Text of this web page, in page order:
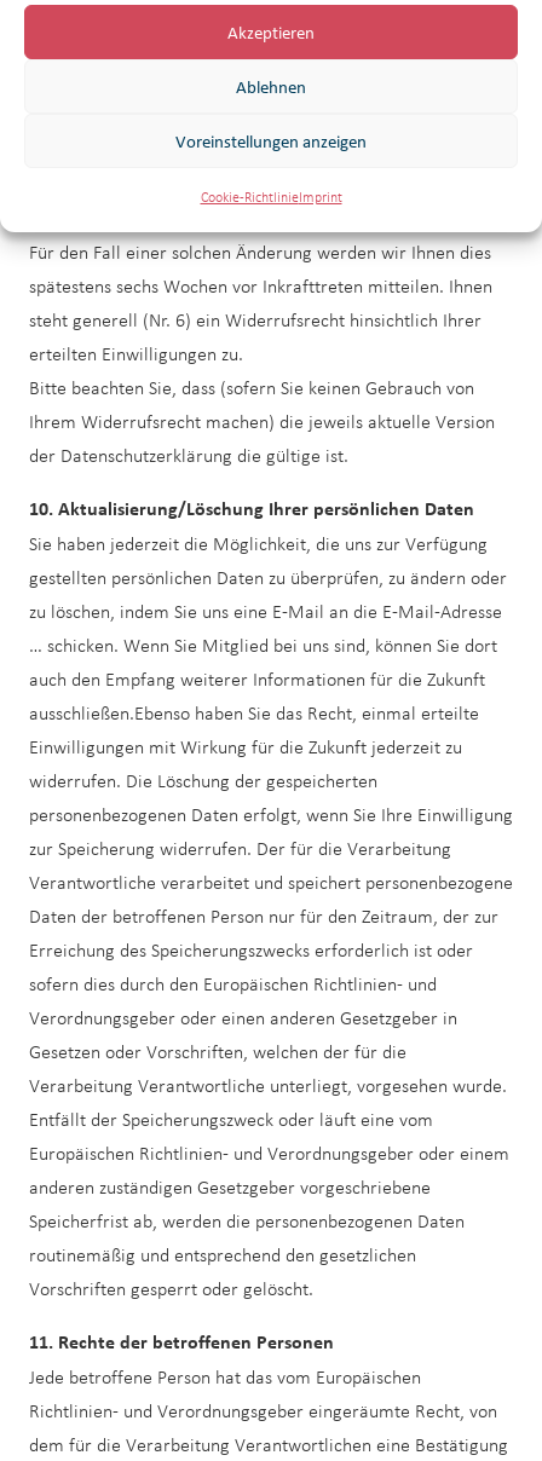
Akzeptieren
Ablehnen
Voreinstellungen anzeigen
Cookie-RichtlinieImprint
Wer keinen fremden Content einbindet, benötigt auch diesen
Abschnitt in seiner Datenschutzerklärung nicht.
Gesetzesänderungen oder Änderungen unserer internen
Für den Fall einer solchen Änderung werden wir Ihnen dies
spätestens sechs Wochen vor Inkrafttreten mitteilen. Ihnen
steht generell (Nr. 6) ein Widerrufsrecht hinsichtlich Ihrer
erteilten Einwilligungen zu.
Bitte beachten Sie, dass (sofern Sie keinen Gebrauch von
Ihrem Widerrufsrecht machen) die jeweils aktuelle Version
der Datenschutzerklärung die gültige ist.
10. Aktualisierung/Löschung Ihrer persönlichen Daten
Sie haben jederzeit die Möglichkeit, die uns zur Verfügung
gestellten persönlichen Daten zu überprüfen, zu ändern oder
zu löschen, indem Sie uns eine E-Mail an die E-Mail-Adresse
… schicken. Wenn Sie Mitglied bei uns sind, können Sie dort
auch den Empfang weiterer Informationen für die Zukunft
ausschließen.Ebenso haben Sie das Recht, einmal erteilte
Einwilligungen mit Wirkung für die Zukunft jederzeit zu
widerrufen. Die Löschung der gespeicherten
personenbezogenen Daten erfolgt, wenn Sie Ihre Einwilligung
zur Speicherung widerrufen. Der für die Verarbeitung
Verantwortliche verarbeitet und speichert personenbezogene
Daten der betroffenen Person nur für den Zeitraum, der zur
Erreichung des Speicherungszwecks erforderlich ist oder
sofern dies durch den Europäischen Richtlinien- und
Verordnungsgeber oder einen anderen Gesetzgeber in
Gesetzen oder Vorschriften, welchen der für die
Verarbeitung Verantwortliche unterliegt, vorgesehen wurde.
Entfällt der Speicherungszweck oder läuft eine vom
Europäischen Richtlinien- und Verordnungsgeber oder einem
anderen zuständigen Gesetzgeber vorgeschriebene
Speicherfrist ab, werden die personenbezogenen Daten
routinemäßig und entsprechend den gesetzlichen
Vorschriften gesperrt oder gelöscht.
11. Rechte der betroffenen Personen
Jede betroffene Person hat das vom Europäischen
Richtlinien- und Verordnungsgeber eingeräumte Recht, von
dem für die Verarbeitung Verantwortlichen eine Bestätigung